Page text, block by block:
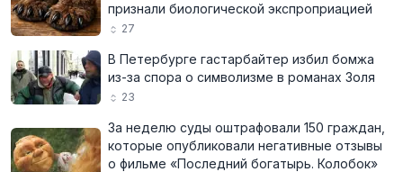
признали биологической экспроприацией
27
В Петербурге гастарбайтер избил бомжа
из-за спора о символизме в романах Золя
23
За неделю суды оштрафовали 150 граждан,
которые опубликовали негативные отзывы
о фильме «Последний богатырь. Колобок»